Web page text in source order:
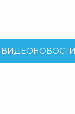
ВИДЕОНОВОСТИ